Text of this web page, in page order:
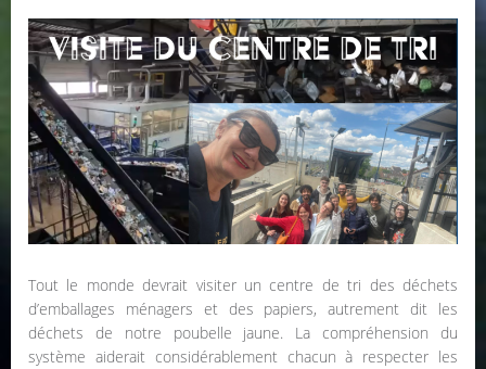
Tout le monde devrait visiter un centre de tri des déchets
d’emballages ménagers et des papiers, autrement dit les
déchets de notre poubelle jaune. La compréhension du
système aiderait considérablement chacun à respecter les